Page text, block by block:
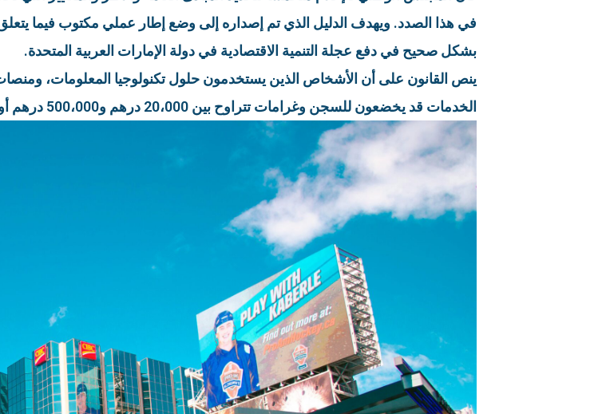
في هذا الصدد. ويهدف الدليل الذي تم إصداره إلى وضع إطار عملي مكتوب فيما يتعلق
بشكل صحيح في دفع عجلة التنمية الاقتصادية في دولة الإمارات العربية المتحدة.
ينص القانون على أن الأشخاص الذين يستخدمون حلول تكنولوجيا المعلومات،
الخدمات قد يخضعون للسجن وغرامات تتراوح بين 20،000 درهم و500،000 درهم أو كليهما.